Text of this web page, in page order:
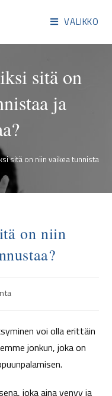
VALIKKO
sitä on
ja
sitä on niin vaikea tunnistaa
on niin
voi olla erittäin
jonkun, joka on
joka aina venyy ja